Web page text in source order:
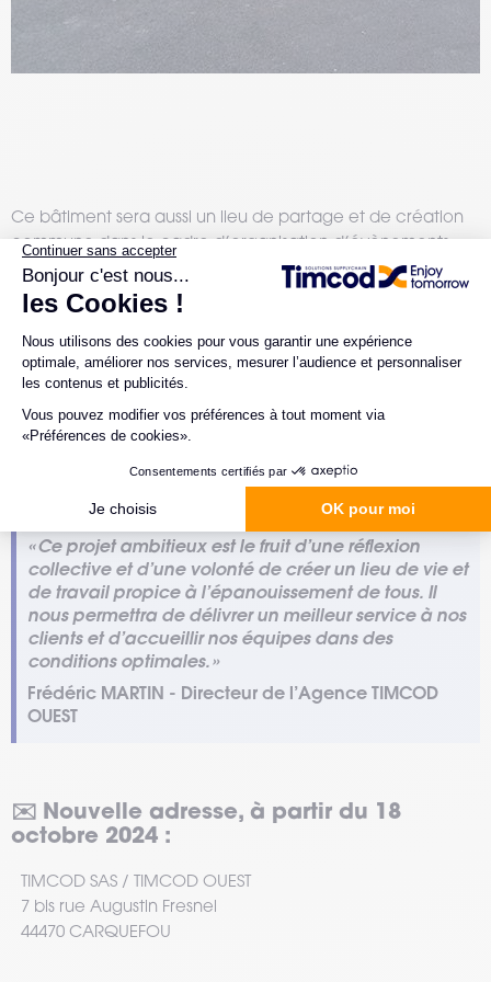
Ce bâtiment sera aussi un lieu de partage et de création
commune dans le cadre d’organisation d’évènements
entre partenaires et/ou clients mais aussi d’évènements
internes.
expérience immersive à travers un showroom visible dès
l’entrée du bâtiment. Cet espace innovant et modulable
concrètes pour les visiteurs.
« Ce projet ambitieux est le fruit d’une réflexion
collective et d’une volonté de créer un lieu de vie et
de travail propice à l’épanouissement de tous. Il
nous permettra de délivrer un meilleur service à nos
clients et d’accueillir nos équipes dans des
conditions optimales. »
Frédéric MARTIN - Directeur de l’Agence TIMCOD
OUEST
✉️ Nouvelle adresse, à partir du 18
octobre 2024 :
TIMCOD SAS / TIMCOD OUEST
7 bis rue Augustin Fresnel
44470 CARQUEFOU